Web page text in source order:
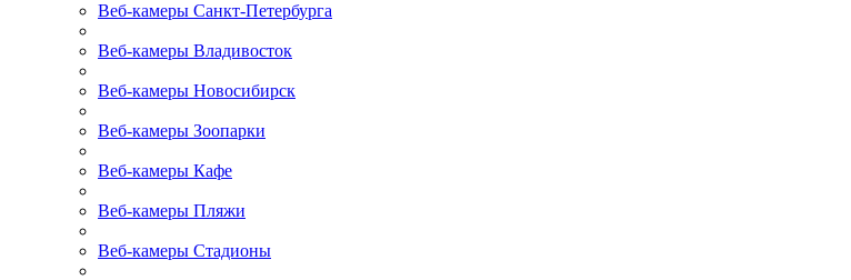
Веб-камеры Санкт-Петербурга
Веб-камеры Владивосток
Веб-камеры Новосибирск
Веб-камеры Зоопарки
Веб-камеры Кафе
Веб-камеры Пляжи
Веб-камеры Стадионы